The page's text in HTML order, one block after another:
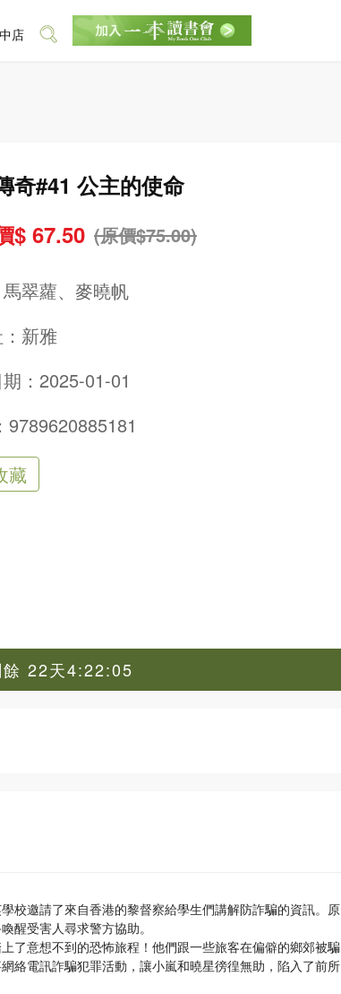
奇#41 公主的使命
$ 67.50 (原價$75.00)
馬翠蘿、麥曉帆
新雅
：2025-01-01
9789620885181
藏
餘 22天4:22:03
校邀請了來自香港的黎督察給學生們講解防詐騙的資訊。原
醒受害人尋求警方協助。
意想不到的恐怖旅程！他們跟一些旅客在偏僻的鄉郊被騙
絡電訊詐騙犯罪活動，讓小嵐和曉星徬徨無助，陷入了前所
店